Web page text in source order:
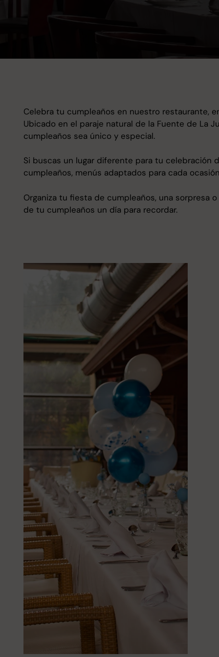
Celebra tu cumpleaños en nuestro restaurante,
Ubicado en el paraje natural de la Fuente de La
cumpleaños sea único y especial.
Si buscas un lugar diferente para tu celebración
cumpleaños, menús adaptados para cada
Organiza tu fiesta de cumpleaños, una sorpresa
de tu cumpleaños un día para recordar.